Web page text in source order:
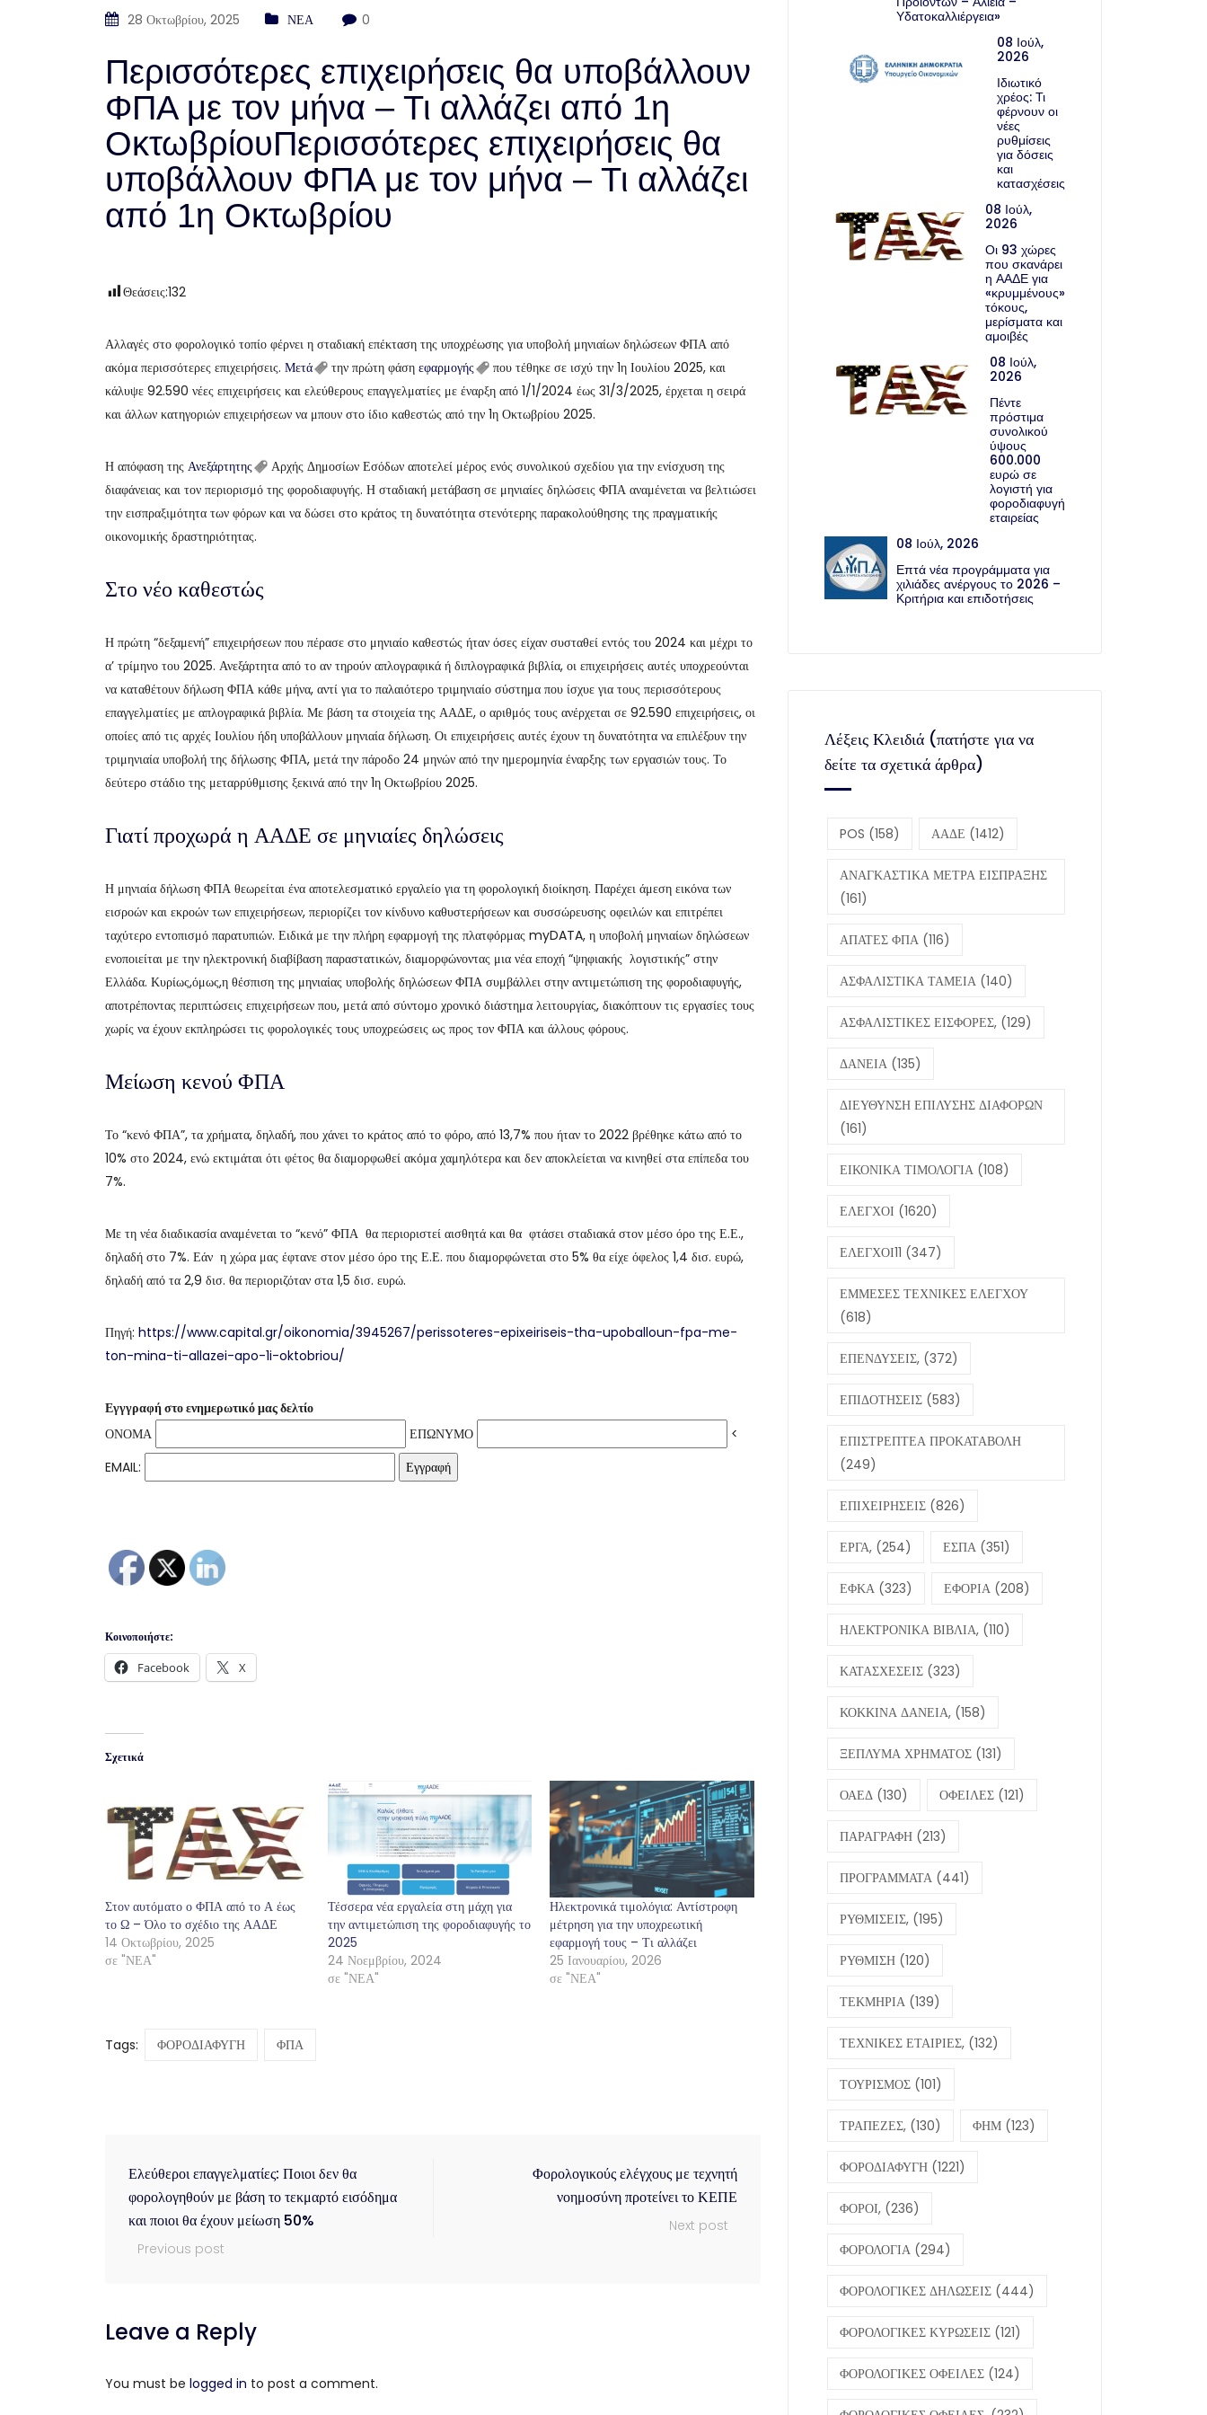
28 Οκτωβρίου, 2025 ΝΕΑ 0
Περισσότερες επιχειρήσεις θα υποβάλλουν
ΦΠΑ με τον μήνα – Τι αλλάζει από 1η
ΟκτωβρίουΠερισσότερες επιχειρήσεις θα
υποβάλλουν ΦΠΑ με τον μήνα – Τι αλλάζει
από 1η Οκτωβρίου
Θεάσεις:132
Αλλαγές στο φορολογικό τοπίο φέρνει η σταδιακή επέκταση της υποχρέωσης για υποβολή μηνιαίων δηλώσεων ΦΠΑ από
ακόμα περισσότερες επιχειρήσεις. Μετά την πρώτη φάση εφαρμογής
που τέθηκε σε ισχύ την 1η Ιουλίου 2025, και
κάλυψε 92.590 νέες επιχειρήσεις και ελεύθερους επαγγελματίες με έναρξη από 1/1/2024 έως 31/3/2025, έρχεται η σειρά
και άλλων κατηγοριών επιχειρήσεων να μπουν στο ίδιο καθεστώς από την 1η Οκτωβρίου 2025.
Η απόφαση της Ανεξάρτητης
Αρχής Δημοσίων Εσόδων αποτελεί μέρος ενός συνολικού σχεδίου για την ενίσχυση της
διαφάνειας και τον περιορισμό της φοροδιαφυγής. Η σταδιακή μετάβαση σε μηνιαίες δηλώσεις ΦΠΑ αναμένεται να βελτιώσει
την εισπραξιμότητα των φόρων και να δώσει στο κράτος τη δυνατότητα στενότερης παρακολούθησης της πραγματικής
οικονομικής δραστηριότητας.
Στο νέο καθεστώς
Η πρώτη “δεξαμενή” επιχειρήσεων που πέρασε στο μηνιαίο καθεστώς ήταν όσες είχαν συσταθεί εντός του 2024 και μέχρι το
α’ τρίμηνο του 2025. Ανεξάρτητα από το αν τηρούν απλογραφικά ή διπλογραφικά βιβλία, οι επιχειρήσεις αυτές υποχρεούνται
να καταθέτουν δήλωση ΦΠΑ κάθε μήνα, αντί για το παλαιότερο τριμηνιαίο σύστημα που ίσχυε για τους περισσότερους
επαγγελματίες με απλογραφικά βιβλία. Με βάση τα στοιχεία της ΑΑΔΕ, ο αριθμός τους ανέρχεται σε 92.590 επιχειρήσεις, οι
οποίες από τις αρχές Ιουλίου ήδη υποβάλλουν μηνιαία δήλωση. Οι επιχειρήσεις αυτές έχουν τη δυνατότητα να επιλέξουν την
τριμηνιαία υποβολή της δήλωσης ΦΠΑ, μετά την πάροδο 24 μηνών από την ημερομηνία έναρξης των εργασιών τους. Το
δεύτερο στάδιο της μεταρρύθμισης ξεκινά από την 1η Οκτωβρίου 2025.
Γιατί προχωρά η ΑΑΔΕ σε μηνιαίες δηλώσεις
Η μηνιαία δήλωση ΦΠΑ θεωρείται ένα αποτελεσματικό εργαλείο για τη φορολογική διοίκηση. Παρέχει άμεση εικόνα των
εισροών και εκροών των επιχειρήσεων, περιορίζει τον κίνδυνο καθυστερήσεων και συσσώρευσης οφειλών και επιτρέπει
ταχύτερο εντοπισμό παρατυπιών. Ειδικά με την πλήρη εφαρμογή της πλατφόρμας myDATA, η υποβολή μηνιαίων δηλώσεων
ενοποιείται με την ηλεκτρονική διαβίβαση παραστατικών, διαμορφώνοντας μια νέα εποχή “ψηφιακής λογιστικής” στην
Ελλάδα. Κυρίως,όμως,η θέσπιση της μηνιαίας υποβολής δηλώσεων ΦΠΑ συμβάλλει στην αντιμετώπιση της φοροδιαφυγής,
αποτρέποντας περιπτώσεις επιχειρήσεων που, μετά από σύντομο χρονικό διάστημα λειτουργίας, διακόπτουν τις εργασίες τους
χωρίς να έχουν εκπληρώσει τις φορολογικές τους υποχρεώσεις ως προς τον ΦΠΑ και άλλους φόρους.
Μείωση κενού ΦΠΑ
Το “κενό ΦΠΑ”, τα χρήματα, δηλαδή, που χάνει το κράτος από το φόρο, από 13,7% που ήταν το 2022 βρέθηκε κάτω από το
10% στο 2024, ενώ εκτιμάται ότι φέτος θα διαμορφωθεί ακόμα χαμηλότερα και δεν αποκλείεται να κινηθεί στα επίπεδα του
7%.
Με τη νέα διαδικασία αναμένεται το “κενό” ΦΠΑ θα περιοριστεί αισθητά και θα φτάσει σταδιακά στον μέσο όρο της Ε.Ε.,
δηλαδή στο 7%. Εάν η χώρα μας έφτανε στον μέσο όρο της Ε.Ε. που διαμορφώνεται στο 5% θα είχε όφελος 1,4 δισ. ευρώ,
δηλαδή από τα 2,9 δισ. θα περιοριζόταν στα 1,5 δισ. ευρώ.
Πηγή: https://www.capital.gr/oikonomia/3945267/perissoteres-epixeiriseis-tha-upoballoun-fpa-me-
ton-mina-ti-allazei-apo-1i-oktobriou/
Εγγγραφή στο ενημερωτικό μας δελτίο
ΟΝΟΜΑ
ΕΠΩΝΥΜΟ
<
EMAIL:
Κοινοποιήστε:
Facebook X
Σχετικά
Στον αυτόματο ο ΦΠΑ από το Α έως
το Ω – Όλο το σχέδιο της ΑΑΔΕ
14 Οκτωβρίου, 2025
σε "ΝΕΑ"
Τέσσερα νέα εργαλεία στη μάχη για
την αντιμετώπιση της φοροδιαφυγής το
2025
24 Νοεμβρίου, 2024
σε "ΝΕΑ"
Ηλεκτρονικά τιμολόγια: Αντίστροφη
μέτρηση για την υποχρεωτική
εφαρμογή τους – Τι αλλάζει
25 Ιανουαρίου, 2026
σε "ΝΕΑ"
Tags: ΦΟΡΟΔΙΑΦΥΓΗ ΦΠΑ
Ελεύθεροι επαγγελματίες: Ποιοι δεν θα
φορολογηθούν με βάση το τεκμαρτό εισόδημα
και ποιοι θα έχουν μείωση 50%
Previous post
Φορολογικούς ελέγχους με τεχνητή
νοημοσύνη προτείνει το ΚΕΠΕ
Next post
Leave a Reply
You must be logged in to post a comment.
Υδατοκαλλιέργεια»
08 Ιούλ,
2026
Ιδιωτικό
χρέος: Τι
φέρνουν οι
νέες
ρυθμίσεις
για δόσεις
και
κατασχέσεις
08 Ιούλ,
2026
Οι 93 χώρες
που σκανάρει
η ΑΑΔΕ για
«κρυμμένους»
τόκους,
μερίσματα και
αμοιβές
08 Ιούλ,
2026
Πέντε
πρόστιμα
συνολικού
ύψους
600.000
ευρώ σε
λογιστή για
φοροδιαφυγή
εταιρείας
08 Ιούλ, 2026
Επτά νέα προγράμματα για
χιλιάδες ανέργους το 2026 –
Κριτήρια και επιδοτήσεις
Λέξεις Κλειδιά (πατήστε για να
δείτε τα σχετικά άρθρα)
POS (158) ΑΑΔΕ (1412)
ΑΝΑΓΚΑΣΤΙΚΑ ΜΕΤΡΑ ΕΙΣΠΡΑΞΗΣ
(161)
ΑΠΑΤΕΣ ΦΠΑ (116)
ΑΣΦΑΛΙΣΤΙΚΑ ΤΑΜΕΙΑ (140)
ΑΣΦΑΛΙΣΤΙΚΕΣ ΕΙΣΦΟΡΕΣ, (129)
ΔΑΝΕΙΑ (135)
ΔΙΕΥΘΥΝΣΗ ΕΠΙΛΥΣΗΣ ΔΙΑΦΟΡΩΝ
(161)
ΕΙΚΟΝΙΚΑ ΤΙΜΟΛΟΓΙΑ (108)
ΕΛΕΓΧΟΙ (1620)
ΕΛΕΓΧΟΙ11 (347)
ΕΜΜΕΣΕΣ ΤΕΧΝΙΚΕΣ ΕΛΕΓΧΟΥ
(618)
ΕΠΕΝΔΥΣΕΙΣ, (372)
ΕΠΙΔΟΤΗΣΕΙΣ (583)
ΕΠΙΣΤΡΕΠΤΕΑ ΠΡΟΚΑΤΑΒΟΛΗ
(249)
ΕΠΙΧΕΙΡΗΣΕΙΣ (826)
ΕΡΓΑ, (254) ΕΣΠΑ (351)
ΕΦΚΑ (323) ΕΦΟΡΙΑ (208)
ΗΛΕΚΤΡΟΝΙΚΑ ΒΙΒΛΙΑ, (110)
ΚΑΤΑΣΧΕΣΕΙΣ (323)
ΚΟΚΚΙΝΑ ΔΑΝΕΙΑ, (158)
ΞΕΠΛΥΜΑ ΧΡΗΜΑΤΟΣ (131)
ΟΑΕΔ (130) ΟΦΕΙΛΕΣ (121)
ΠΑΡΑΓΡΑΦΗ (213)
ΠΡΟΓΡΑΜΜΑΤΑ (441)
ΡΥΘΜΙΣΕΙΣ, (195)
ΡΥΘΜΙΣΗ (120)
ΤΕΚΜΗΡΙΑ (139)
ΤΕΧΝΙΚΕΣ ΕΤΑΙΡΙΕΣ, (132)
ΤΟΥΡΙΣΜΟΣ (101)
ΤΡΑΠΕΖΕΣ, (130) ΦΗΜ (123)
ΦΟΡΟΔΙΑΦΥΓΗ (1221)
ΦΟΡΟΙ, (236)
ΦΟΡΟΛΟΓΙΑ (294)
ΦΟΡΟΛΟΓΙΚΕΣ ΔΗΛΩΣΕΙΣ (444)
ΦΟΡΟΛΟΓΙΚΕΣ ΚΥΡΩΣΕΙΣ (121)
ΦΟΡΟΛΟΓΙΚΕΣ ΟΦΕΙΛΕΣ (124)